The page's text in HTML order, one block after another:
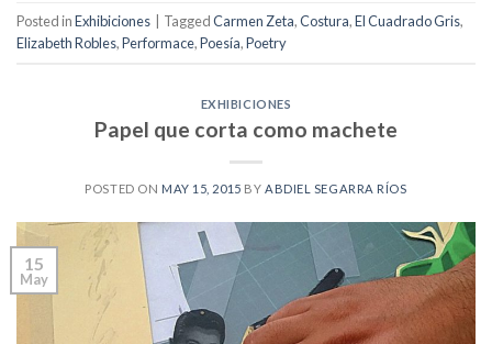
Posted inExhibiciones TaggedCarmen Zeta,Costura,El Cuadrado Gris,
Elizabeth Robles,Performace,Poesía,Poetry
EXHIBICIONES
Papel que corta como machete
POSTED ON MAY 15, 2015 BY ABDIEL SEGARRA RÍOS
15
May